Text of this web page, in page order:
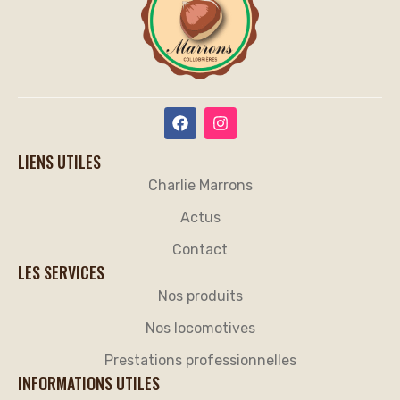
LIENS UTILES
Charlie Marrons
Actus
Contact
LES SERVICES
Nos produits
Nos locomotives
Prestations professionnelles
INFORMATIONS UTILES